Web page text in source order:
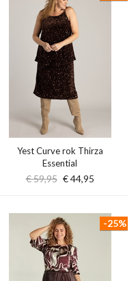
Yest Curve rok Thirza
Essential
€ 59,95 € 44,95
-25%